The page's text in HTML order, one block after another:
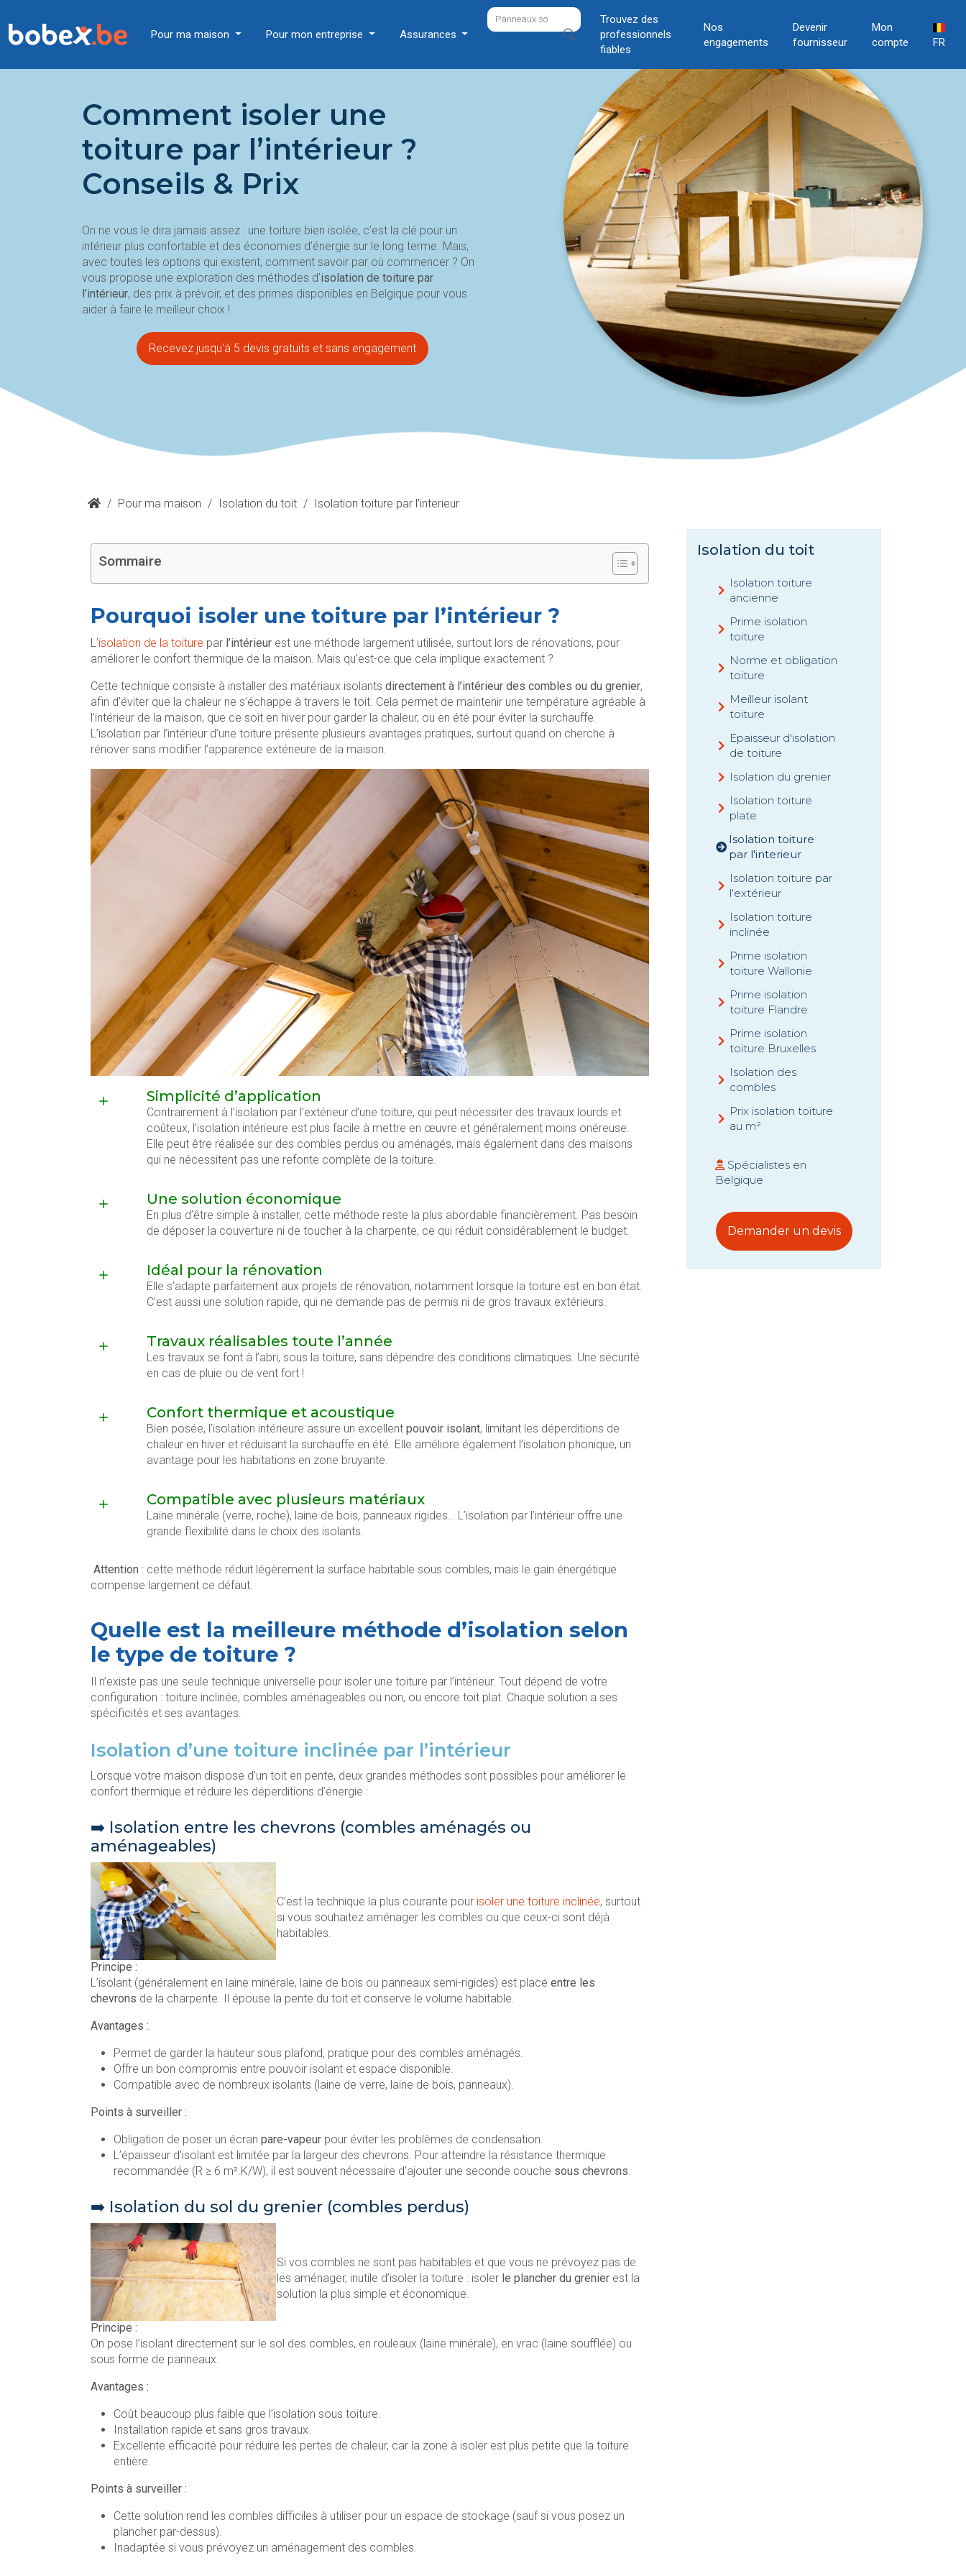
Pour ma maison Pour mon entreprise Assurances
Trouvez des
professionnels
fiables
Nos
engagements
Devenir
fournisseur
Mon
compte
FR
Comment isoler une
toiture par l’intérieur ?
Conseils & Prix
On ne vous le dira jamais assez : une toiture bien isolée, c’est la clé pour un
intérieur plus confortable et des économies d’énergie sur le long terme. Mais,
avec toutes les options qui existent, comment savoir par où commencer ? On
vous propose une exploration des méthodes d’isolation de toiture par
l’intérieur, des prix à prévoir, et des primes disponibles en Belgique pour vous
aider à faire le meilleur choix !
Recevez jusqu'à 5 devis gratuits et sans engagement
/ Pour ma maison / Isolation du toit / Isolation toiture par l'interieur
Sommaire
Pourquoi isoler une toiture par l’intérieur ?
L’isolation de la toiture par l’intérieur est une méthode largement utilisée, surtout lors de rénovations, pour
améliorer le confort thermique de la maison. Mais qu’est-ce que cela implique exactement ?
Cette technique consiste à installer des matériaux isolants directement à l’intérieur des combles ou du grenier,
afin d’éviter que la chaleur ne s’échappe à travers le toit. Cela permet de maintenir une température agréable à
l’intérieur de la maison, que ce soit en hiver pour garder la chaleur, ou en été pour éviter la surchauffe.
L’isolation par l’intérieur d’une toiture présente plusieurs avantages pratiques, surtout quand on cherche à
rénover sans modifier l’apparence extérieure de la maison.
Simplicité d’application
Contrairement à l’isolation par l’extérieur d’une toiture, qui peut nécessiter des travaux lourds et
coûteux, l’isolation intérieure est plus facile à mettre en œuvre et généralement moins onéreuse.
Elle peut être réalisée sur des combles perdus ou aménagés, mais également dans des maisons
qui ne nécessitent pas une refonte complète de la toiture.
Une solution économique
En plus d’être simple à installer, cette méthode reste la plus abordable financièrement. Pas besoin
de déposer la couverture ni de toucher à la charpente, ce qui réduit considérablement le budget.
Idéal pour la rénovation
Elle s’adapte parfaitement aux projets de rénovation, notamment lorsque la toiture est en bon état.
C’est aussi une solution rapide, qui ne demande pas de permis ni de gros travaux extérieurs.
Travaux réalisables toute l’année
Les travaux se font à l’abri, sous la toiture, sans dépendre des conditions climatiques. Une sécurité
en cas de pluie ou de vent fort !
Confort thermique et acoustique
Bien posée, l’isolation intérieure assure un excellent pouvoir isolant, limitant les déperditions de
chaleur en hiver et réduisant la surchauffe en été. Elle améliore également l’isolation phonique, un
avantage pour les habitations en zone bruyante.
Compatible avec plusieurs matériaux
Laine minérale (verre, roche), laine de bois, panneaux rigides… L’isolation par l’intérieur offre une
grande flexibilité dans le choix des isolants.
Attention : cette méthode réduit légèrement la surface habitable sous combles, mais le gain énergétique
compense largement ce défaut.
Quelle est la meilleure méthode d’isolation selon
le type de toiture ?
Il n’existe pas une seule technique universelle pour isoler une toiture par l’intérieur. Tout dépend de votre
configuration : toiture inclinée, combles aménageables ou non, ou encore toit plat. Chaque solution a ses
spécificités et ses avantages.
Isolation d’une toiture inclinée par l’intérieur
Lorsque votre maison dispose d’un toit en pente, deux grandes méthodes sont possibles pour améliorer le
confort thermique et réduire les déperditions d’énergie :
➡️ Isolation entre les chevrons (combles aménagés ou
aménageables)
C’est la technique la plus courante pour isoler une toiture inclinée, surtout
si vous souhaitez aménager les combles ou que ceux-ci sont déjà
habitables.
Principe :
L’isolant (généralement en laine minérale, laine de bois ou panneaux semi-rigides) est placé entre les
chevrons de la charpente. Il épouse la pente du toit et conserve le volume habitable.
Avantages :
Permet de garder la hauteur sous plafond, pratique pour des combles aménagés.
Offre un bon compromis entre pouvoir isolant et espace disponible.
Compatible avec de nombreux isolants (laine de verre, laine de bois, panneaux).
Points à surveiller :
Obligation de poser un écran pare-vapeur pour éviter les problèmes de condensation.
L’épaisseur d’isolant est limitée par la largeur des chevrons. Pour atteindre la résistance thermique
recommandée (R ≥ 6 m².K/W), il est souvent nécessaire d’ajouter une seconde couche sous chevrons.
➡️ Isolation du sol du grenier (combles perdus)
Si vos combles ne sont pas habitables et que vous ne prévoyez pas de
les aménager, inutile d’isoler la toiture : isolerle plancher du grenierest la
solution la plus simple et économique.
Principe :
On pose l’isolant directement sur le sol des combles, en rouleaux (laine minérale), en vrac (laine soufflée) ou
sous forme de panneaux.
Avantages :
Coût beaucoup plus faible que l’isolation sous toiture.
Installation rapide et sans gros travaux.
Excellente efficacité pour réduire les pertes de chaleur, car la zone à isoler est plus petite que la toiture
entière.
Points à surveiller :
Cette solution rend les combles difficiles à utiliser pour un espace de stockage (sauf si vous posez un
plancher par-dessus).
Inadaptée si vous prévoyez un aménagement des combles.
Isolation du toit
Isolation toiture
ancienne
Prime isolation
toiture
Norme et obligation
toiture
Meilleur isolant
toiture
Epaisseur d'isolation
de toiture
Isolation du grenier
Isolation toiture
plate
Isolation toiture
par l'interieur
Isolation toiture par
l'extérieur
Isolation toiture
inclinée
Prime isolation
toiture Wallonie
Prime isolation
toiture Flandre
Prime isolation
toiture Bruxelles
Isolation des
combles
Prix isolation toiture
au m²
Spécialistes en
Belgique
Demander un devis